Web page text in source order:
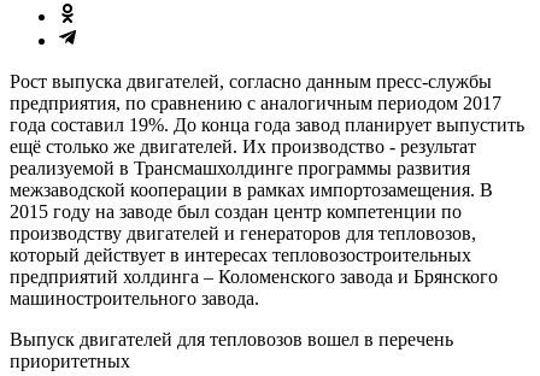
Рост выпуска двигателей, согласно данным пресс-службы
предприятия, по сравнению с аналогичным периодом 2017
года составил 19%. До конца года завод планирует выпустить
ещё столько же двигателей. Их производство - результат
реализуемой в Трансмашхолдинге программы развития
межзаводской кооперации в рамках импортозамещения. В
2015 году на заводе был создан центр компетенции по
производству двигателей и генераторов для тепловозов,
который действует в интересах тепловозостроительных
предприятий холдинга – Коломенского завода и Брянского
машиностроительного завода.
Выпуск двигателей для тепловозов вошел в перечень
приоритетных